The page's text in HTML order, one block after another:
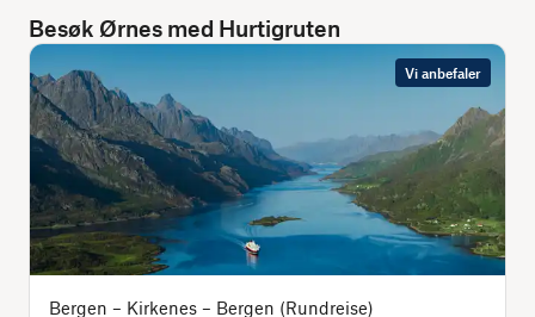
Besøk Ørnes med Hurtigruten
Vi anbefaler
Bergen – Kirkenes – Bergen (Rundreise)